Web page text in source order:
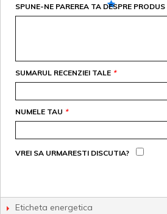
SPUNE-NE PAREREA TA DESPRE PRODUS
*
SUMARUL RECENZIEI TALE
*
NUMELE TAU
VREI SA URMARESTI DISCUTIA?
Eticheta energetica